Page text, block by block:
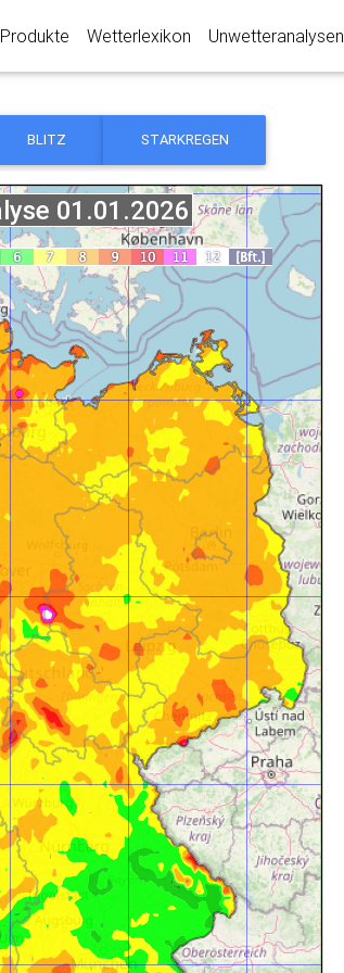
Produkte Wetterlexikon Unwetteranalysen
BLITZ STARKREGEN